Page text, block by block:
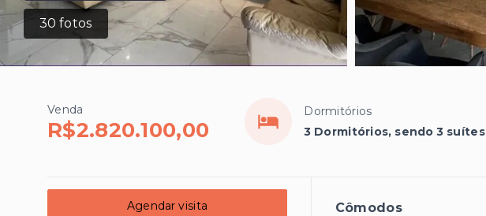
30 fotos
Venda
R$2.820.100,00
Dormitórios
3 Dormitórios, sendo 3 suítes
Cômodos
Agendar visita